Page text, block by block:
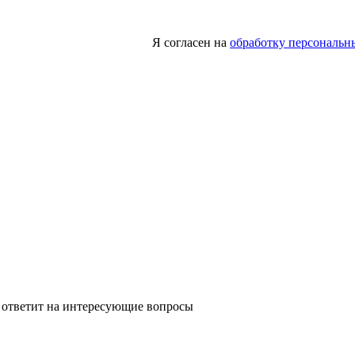
Я согласен на обработку
на интересующие вопросы